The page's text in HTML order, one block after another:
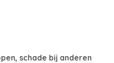
schade bij anderen